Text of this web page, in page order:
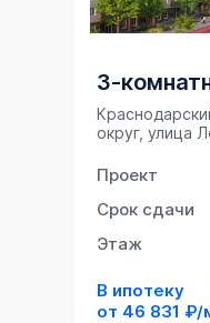
3-
округ, улица
Проект
Срок сдачи
Этаж
В ипотеку
от 46 831 ₽/